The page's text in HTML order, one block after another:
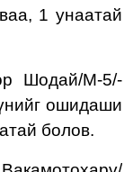
1 унаатай
Шодай/М-5/-
ошидаши
болов.